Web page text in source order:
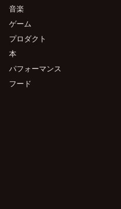
音楽
ゲーム
プロダクト
本
パフォーマンス
フード